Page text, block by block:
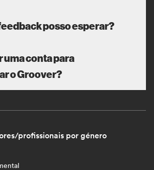
posso esperar?
uma conta para
o Groover?
profissionais por género